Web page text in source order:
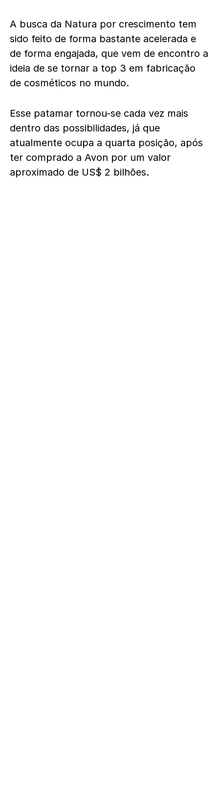
A busca da Natura por crescimento tem
sido feito de forma bastante acelerada e
de forma engajada, que vem de encontro a
ideia de se tornar a top 3 em fabricação
de cosméticos no mundo.
Esse patamar tornou-se cada vez mais
dentro das possibilidades, já que
atualmente ocupa a quarta posição, após
ter comprado a Avon por um valor
aproximado de US$ 2 bilhões.